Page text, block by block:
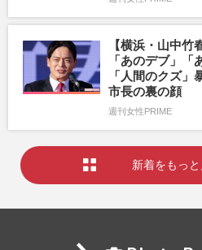
【横浜・山中竹
「あのデブ」「
「人間のクズ」
市長の裏の顔
週刊女性PRIME
新着をもっと